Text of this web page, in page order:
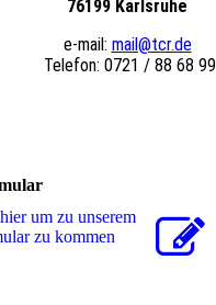
76199 Karlsruhe
e-mail: mail@tcr.de
Telefon: 0721 / 88 68 99
um zu unserem
zu kommen